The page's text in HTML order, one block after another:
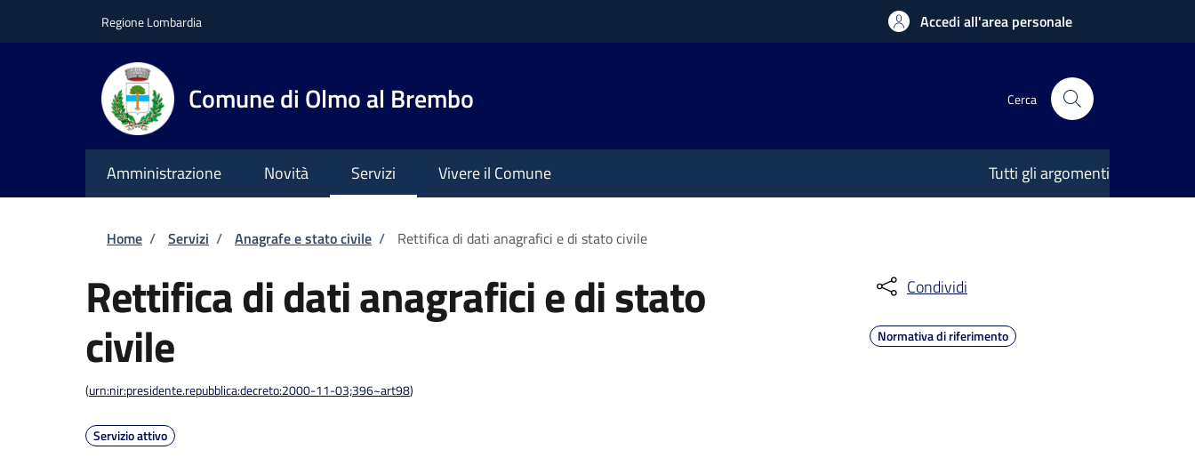
Regione Lombardia Accedi all'area personale
Comune di Olmo al Brembo Cerca
Amministrazione Novità Servizi Vivere il Comune Tutti gli argomenti
Briciole di pane
Home / Servizi / Anagrafe e stato civile / Rettifica di dati anagrafici e di stato civile
Rettifica di dati anagrafici e di stato
civile
(urn:nir:presidente.repubblica:decreto:2000-11-03;396~art98)
Servizio attivo
Condividi
Normativa di riferimento